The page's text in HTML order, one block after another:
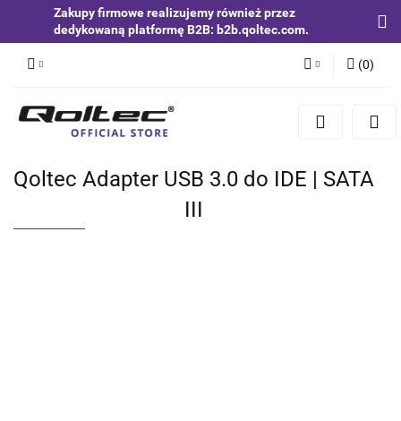
Zakupy firmowe realizujemy również przez
dedykowaną platformę B2B: b2b.qoltec.com.
Zaloguj się
Zgody cookies
(0)
Qoltec Adapter USB 3.0 do IDE | SATA
III